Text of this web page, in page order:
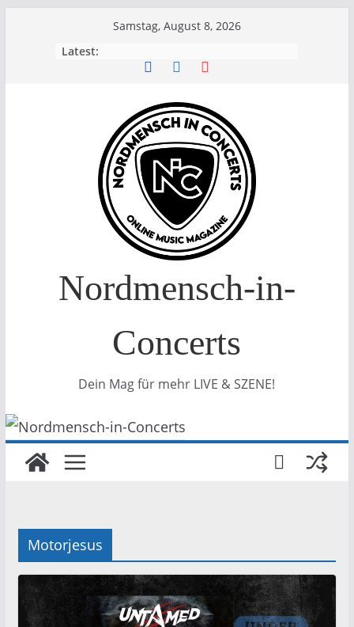
Samstag, August 8, 2026
Latest:
Nordmensch-in-
Concerts
Dein Mag für mehr LIVE & SZENE!
Motorjesus